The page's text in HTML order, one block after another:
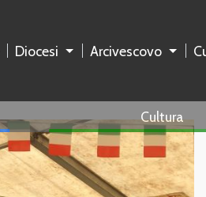
Diocesi Arcivescovo
Cultura